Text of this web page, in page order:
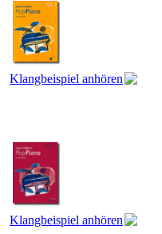
Klangbeispiel anhören
Klangbeispiel anhören